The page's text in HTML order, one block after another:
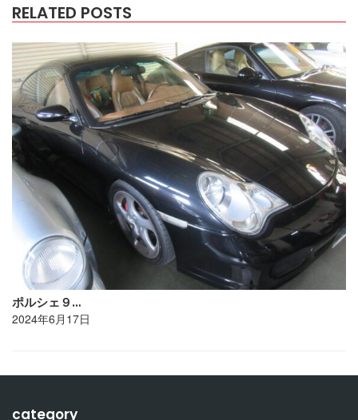
RELATED POSTS
ポルシェ９…
2024年6月17日
category